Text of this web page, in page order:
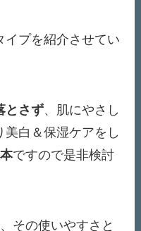
イプを紹介させてい
とさず、肌にやさし
白＆保湿ケアをし
ですので是非検討
その使いやすさと